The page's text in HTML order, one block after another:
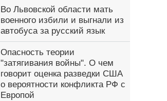
Во Львовской области мать
военного избили и выгнали из
автобуса за русский язык
Опасность теории
"затягивания войны". О чем
говорит оценка разведки США
о вероятности конфликта РФ с
Европой